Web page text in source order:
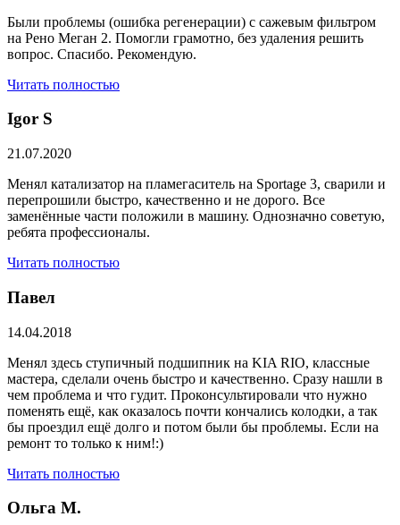
Были проблемы (ошибка регенерации) с сажевым фильтром
на Рено Меган 2. Помогли грамотно, без удаления решить
вопрос. Спасибо. Рекомендую.
Читать полностью
​Igor S
21.07.2020
Менял катализатор на пламегаситель на Sportage 3, сварили и
перепрошили быстро, качественно и не дорого. Все
заменённые части положили в машину. Однозначно советую,
ребята профессионалы.
Читать полностью
Павел
14.04.2018
Менял здесь ступичный подшипник на KIA RIO, классные
мастера, сделали очень быстро и качественно. Сразу нашли в
чем проблема и что гудит. Проконсультировали что нужно
поменять ещё, как оказалось почти кончались колодки, а так
бы проездил ещё долго и потом были бы проблемы. Если на
ремонт то только к ним!:)
Читать полностью
Ольга М.